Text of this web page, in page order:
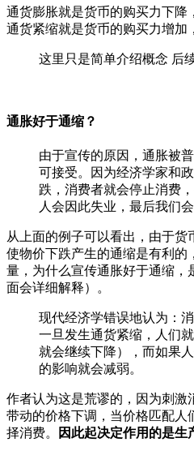
通货膨胀就是货币的购买力下降
通货紧缩就是货币的购买力增加
这里只是简单介绍概念 后
通胀好于通缩？
由于宣传的原因，通胀被
可接受。因为经济学家和
跌，消费者就会停止消费
人会因此失业，最后我们
从上面的例子可以看出，由于货
使物价下跌产生的通缩是有利的
量，为什么宣传通胀好于通缩，
面会详细解释）。
现代经济学错误地认为：
一旦发生通货紧缩，人们
就会继续下降），而如果
的影响就会减弱。
作者认为这是荒谬的，因为刺激
带动的价格下调，当价格匹配人
择消费。
因此起决定作用的是生